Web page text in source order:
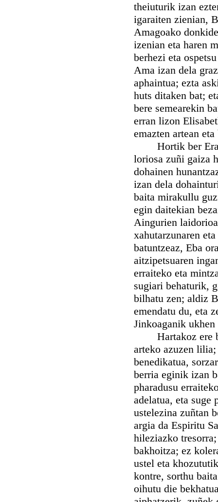
theiuturik izan
igaraiten zienian,
Amagoako
izenian eta haren
berhezi eta
Ama izan dela
aphaintua; ezta
huts ditaken bat;
bere semearekin
erran lizon
emazten artean
Hortik ber
loriosa zuñi gaiza
dohainen
izan dela
baita mirakullu
egin daitekian
Aingurien
xahutarzunaren
batuntzeaz, Eba
aitzipetsuaren
erraiteko eta
sugiari behaturik,
bilhatu zen; aldiz
emendatu du, eta
Jinkoaganik
Hartakoz ere
arteko azuzen
benedikatua,
berria eginik izan
pharadusu
adelatua, eta suge
ustelezina zuñtan
argia da Espiritu
hileziazko
bakhoitza; ez
ustel eta
kontre, sorthu
oihutu die